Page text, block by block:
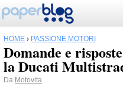
HOME › PASSIONE MOTORI
Domande e
la Ducati
Da Motovita